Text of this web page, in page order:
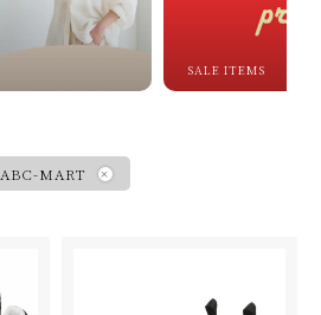
SALE ITEMS
ABC-MART